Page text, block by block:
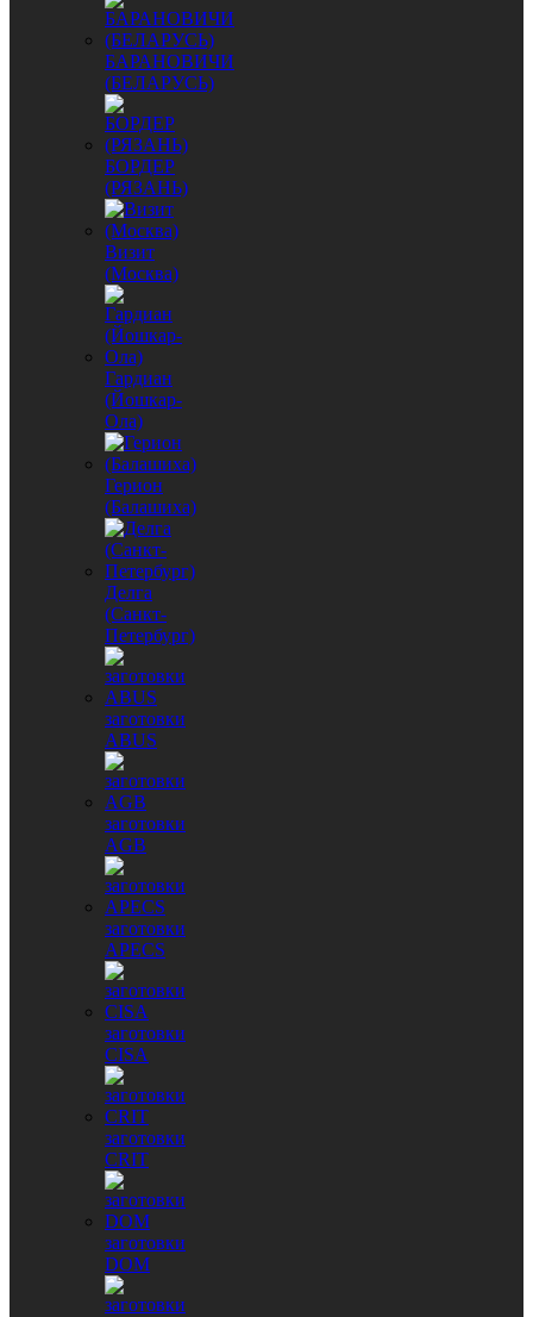
БАРАНОВИЧИ
(БЕЛАРУСЬ)
БОРДЕР
(РЯЗАНЬ)
Визит
(Москва)
Гардиан
(Йошкар-
Ола)
Герион
(Балашиха)
Делга
(Санкт-
Петербург)
заготовки
ABUS
заготовки
AGB
заготовки
APECS
заготовки
CISA
заготовки
CRIT
заготовки
DOM